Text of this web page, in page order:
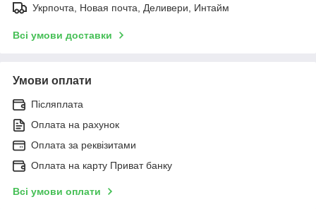
Укрпочта, Новая почта, Деливери, Интайм
Всі умови доставки
Умови оплати
Післяплата
Оплата на рахунок
Оплата за реквізитами
Оплата на карту Приват банку
Всі умови оплати